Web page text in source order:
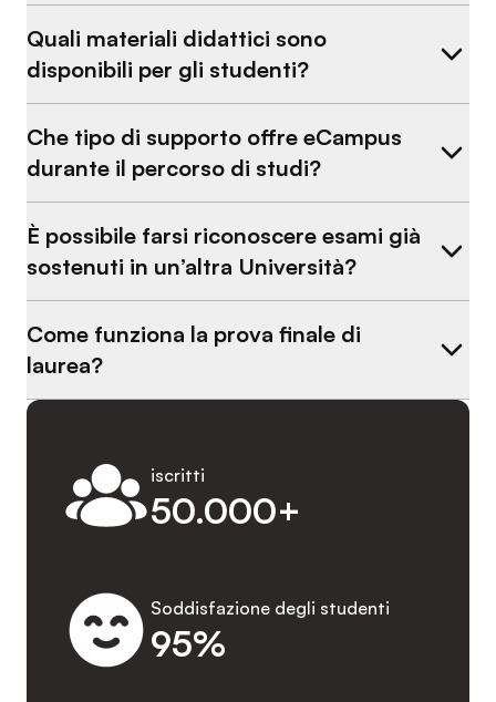
Quali materiali didattici sono
disponibili per gli studenti?
Che tipo di supporto offre eCampus
durante il percorso di studi?
È possibile farsi riconoscere esami già
sostenuti in un’altra Università?
Come funziona la prova finale di
laurea?
50.000+
iscritti
95%
Soddisfazione degli studenti